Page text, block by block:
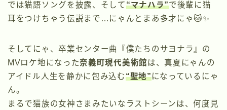
では猫語ソングを披露、そして“マナハラ”で後輩に猫
耳をつけちゃう伝説まで…にゃんとまあ多才にゃ🐱✨
そしてにゃ、卒業センター曲『僕たちのサヨナラ』の
MVロケ地になった奈義町現代美術館は、真夏にゃんの
アイドル人生を静かに包み込む“聖地”になっているにゃ
ん。
まるで猫族の女神さまみたいなラストシーンは、何度見